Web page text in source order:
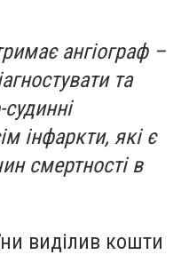
ангіограф –
та
інфаркти, які є
смертності в
виділив кошти